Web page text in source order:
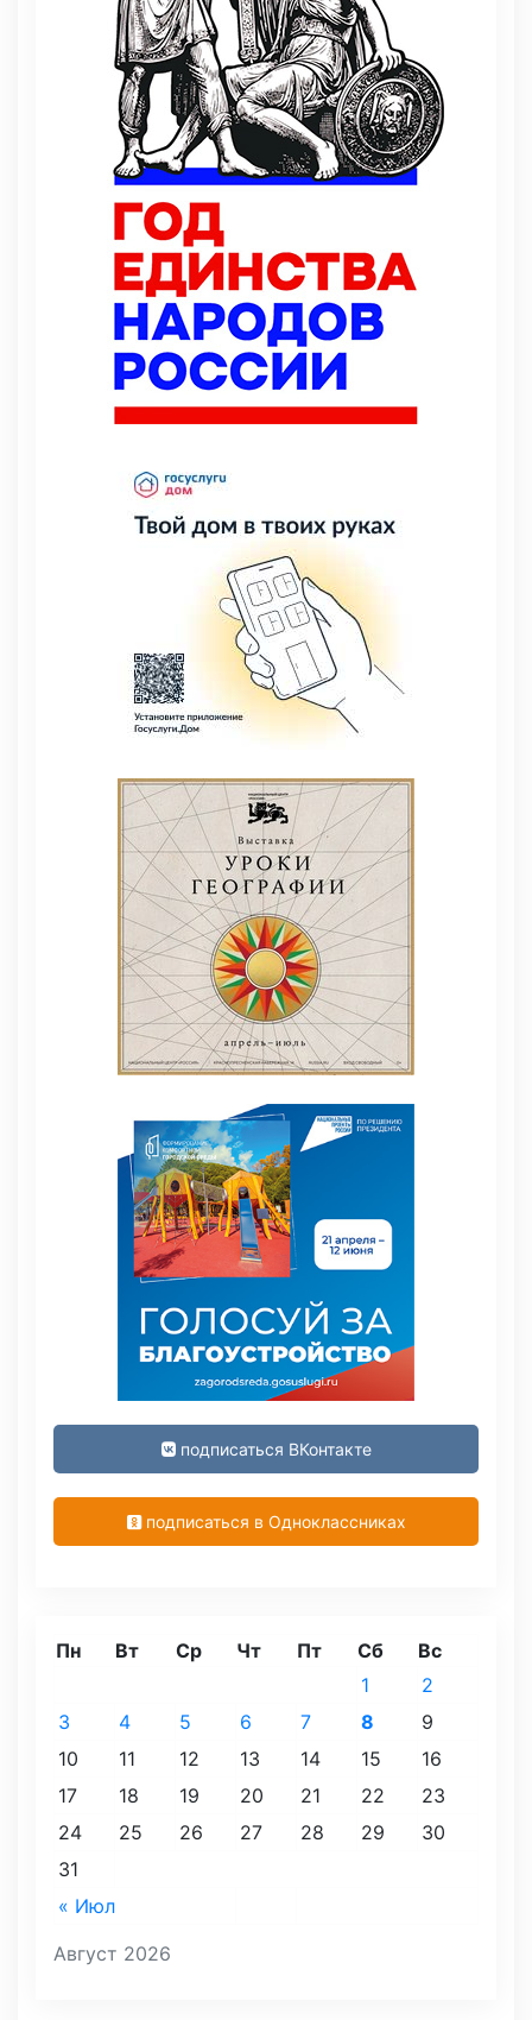
подписаться ВКонтакте
подписаться в Одноклассниках
Август 2026
Пн Вт Ср Чт Пт Сб Вс
« Июл
1
2
3
4 5 6 7 8
9
10
11 12 13 14 15
16
17
18 19 20 21 22
23
24
25 26 27 28 29
30
31